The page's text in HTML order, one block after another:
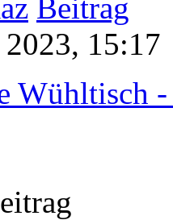
15:17
Wühltisch